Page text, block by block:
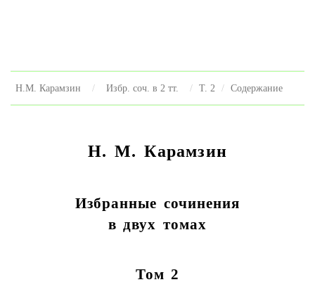
Н.М. Карамзин Избр. соч. в 2 тт. Т. 2 Содержание
Н. М. Карамзин
Избранные сочинения
в двух томах
Том 2